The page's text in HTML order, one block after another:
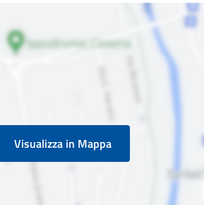
Visualizza in Mappa